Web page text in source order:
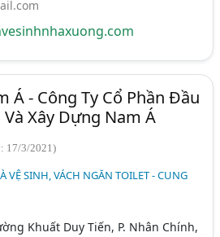
Á - Công Ty Cổ Phần Đầu
Xây Dựng Nam Á
17/3/2021)
VỆ SINH, VÁCH NGĂN TOILET - CUNG
Khuất Duy Tiến, P. Nhân Chính,